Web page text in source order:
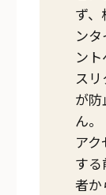
ず
ン
ン
ス
が
ん。
ア
す
者か